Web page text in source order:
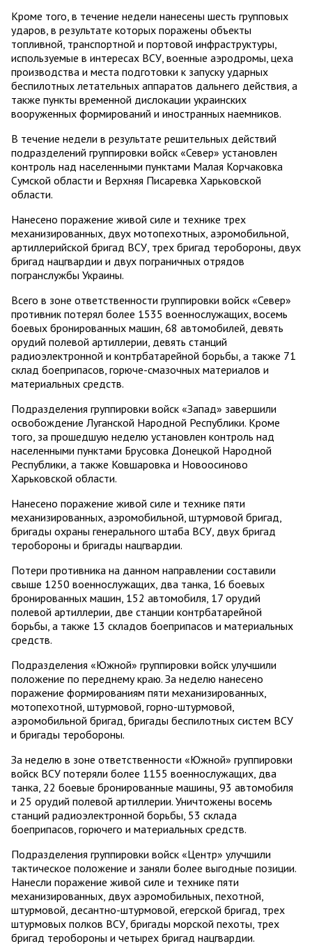
Кроме того, в течение недели нанесены шесть групповых
ударов, в результате которых поражены объекты
топливной, транспортной и портовой инфраструктуры,
используемые в интересах ВСУ, военные аэродромы, цеха
производства и места подготовки к запуску ударных
беспилотных летательных аппаратов дальнего действия, а
также пункты временной дислокации украинских
вооруженных формирований и иностранных наемников.
В течение недели в результате решительных действий
подразделений группировки войск «Север» установлен
контроль над населенными пунктами Малая Корчаковка
Сумской области и Верхняя Писаревка Харьковской
области.
Нанесено поражение живой силе и технике трех
механизированных, двух мотопехотных, аэромобильной,
артиллерийской бригад ВСУ, трех бригад теробороны, двух
бригад нацгвардии и двух пограничных отрядов
погранслужбы Украины.
Всего в зоне ответственности группировки войск «Север»
противник потерял более 1535 военнослужащих, восемь
боевых бронированных машин, 68 автомобилей, девять
орудий полевой артиллерии, девять станций
радиоэлектронной и контрбатарейной борьбы, а также 71
склад боеприпасов, горюче-смазочных материалов и
материальных средств.
Подразделения группировки войск «Запад» завершили
освобождение Луганской Народной Республики. Кроме
того, за прошедшую неделю установлен контроль над
населенными пунктами Брусовка Донецкой Народной
Республики, а также Ковшаровка и Новоосиново
Харьковской области.
Нанесено поражение живой силе и технике пяти
механизированных, аэромобильной, штурмовой бригад,
бригады охраны генерального штаба ВСУ, двух бригад
теробороны и бригады нацгвардии.
Потери противника на данном направлении составили
свыше 1250 военнослужащих, два танка, 16 боевых
бронированных машин, 152 автомобиля, 17 орудий
полевой артиллерии, две станции контрбатарейной
борьбы, а также 13 складов боеприпасов и материальных
средств.
Подразделения «Южной» группировки войск улучшили
положение по переднему краю. За неделю нанесено
поражение формированиям пяти механизированных,
мотопехотной, штурмовой, горно-штурмовой,
аэромобильной бригад, бригады беспилотных систем ВСУ
и бригады теробороны.
За неделю в зоне ответственности «Южной» группировки
войск ВСУ потеряли более 1155 военнослужащих, два
танка, 22 боевые бронированные машины, 93 автомобиля
и 25 орудий полевой артиллерии. Уничтожены восемь
станций радиоэлектронной борьбы, 53 склада
боеприпасов, горючего и материальных средств.
Подразделения группировки войск «Центр» улучшили
тактическое положение и заняли более выгодные позиции.
Нанесли поражение живой силе и технике пяти
механизированных, двух аэромобильных, пехотной,
штурмовой, десантно-штурмовой, егерской бригад, трех
штурмовых полков ВСУ, бригады морской пехоты, трех
бригад теробороны и четырех бригад нацгвардии.